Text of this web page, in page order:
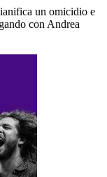
un omicidio e
con Andrea